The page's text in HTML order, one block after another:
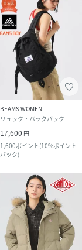
BEAMS WOMEN
リュック・バックパック
17,600 円
1,600ポイント(10%ポイント
バック)